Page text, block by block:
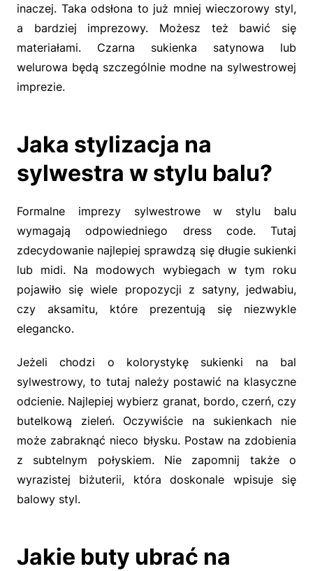
inaczej. Taka odsłona to już mniej wieczorowy styl,
a bardziej imprezowy. Możesz też bawić się
materiałami. Czarna sukienka satynowa lub
welurowa będą szczególnie modne na sylwestrowej
imprezie.
Jaka stylizacja na
sylwestra w stylu balu?
Formalne imprezy sylwestrowe w stylu balu
wymagają odpowiedniego dress code. Tutaj
zdecydowanie najlepiej sprawdzą się długie sukienki
lub midi. Na modowych wybiegach w tym roku
pojawiło się wiele propozycji z satyny, jedwabiu,
czy aksamitu, które prezentują się niezwykle
elegancko.
Jeżeli chodzi o kolorystykę sukienki na bal
sylwestrowy, to tutaj należy postawić na klasyczne
odcienie. Najlepiej wybierz granat, bordo, czerń, czy
butelkową zieleń. Oczywiście na sukienkach nie
może zabraknąć nieco błysku. Postaw na zdobienia
z subtelnym połyskiem. Nie zapomnij także o
wyrazistej biżuterii, która doskonale wpisuje się
balowy styl.
Jakie buty ubrać na